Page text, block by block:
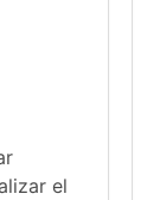
el